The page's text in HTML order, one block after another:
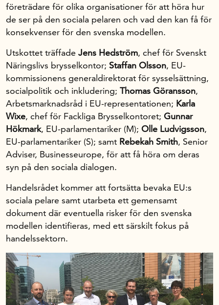
Handelsfakta.se
In English
företrädare för olika organisationer för att höra hur
de ser på den sociala pelaren och vad den kan få för
konsekvenser för den svenska modellen.
Utskottet träffade Jens Hedström, chef för Svenskt
Näringslivs brysselkontor; Staffan Olsson, EU-
kommissionens generaldirektorat för sysselsättning,
socialpolitik och inkludering; Thomas Göransson,
Arbetsmarknadsråd i EU-representationen; Karla
Wixe, chef för Fackliga Brysselkontoret; Gunnar
Hökmark, EU-parlamentariker (M); Olle Ludvigsson,
EU-parlamentariker (S); samt Rebekah Smith, Senior
Adviser, Businesseurope, för att få höra om deras
syn på den sociala dialogen.
Handelsrådet kommer att fortsätta bevaka EU:s
sociala pelare samt utarbeta ett gemensamt
dokument där eventuella risker för den svenska
modellen identifieras, med ett särskilt fokus på
handelssektorn.